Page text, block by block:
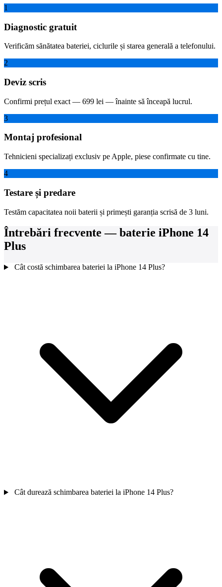
1
Diagnostic gratuit
Verificăm sănătatea bateriei, ciclurile și starea generală a telefonului.
2
Deviz scris
Confirmi prețul exact — 699 lei — înainte să înceapă lucrul.
3
Montaj profesional
Tehnicieni specializați exclusiv pe Apple, piese confirmate cu tine.
4
Testare și predare
Testăm capacitatea noii baterii și primești garanția scrisă de 3 luni.
Întrebări frecvente — baterie iPhone 14
Plus
Cât costă schimbarea bateriei la iPhone 14 Plus?
Cât durează schimbarea bateriei la iPhone 14 Plus?